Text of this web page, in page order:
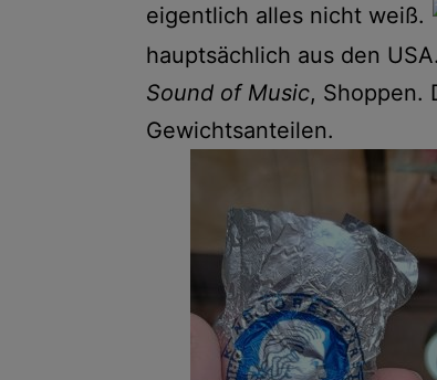
eigentlich alles nicht weiß.
hauptsächlich aus den
Sound of Music, Shoppen.
Gewichtsanteilen.